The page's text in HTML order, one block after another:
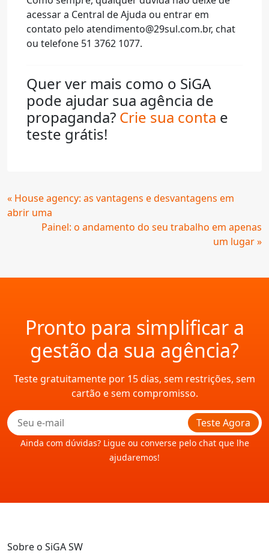
acessar a Central de Ajuda ou entrar em
contato pelo atendimento@29sul.com.br, chat
ou telefone 51 3762 1077.
Quer ver mais como o SiGA
pode ajudar sua agência de
propaganda? Crie sua conta e
teste grátis!
Continue
Lendo
« House agency: as vantagens e desvantagens em
abrir uma
Painel: o andamento do seu trabalho em apenas
um lugar »
Pronto para simplificar a
gestão da sua agência?
Teste gratuitamente por 15 dias, sem restrições, sem
cartão e sem compromisso.
Teste Agora
Ainda com dúvidas? Ligue ou converse pelo chat que lhe
ajudaremos!
Sobre o SiGA SW